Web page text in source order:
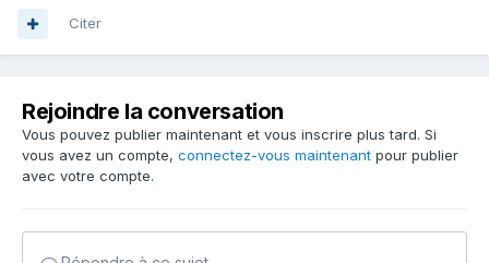
Citer
Rejoindre la conversation
Vous pouvez publier maintenant et vous inscrire plus tard. Si
vous avez un compte, connectez-vous maintenant pour publier
avec votre compte.